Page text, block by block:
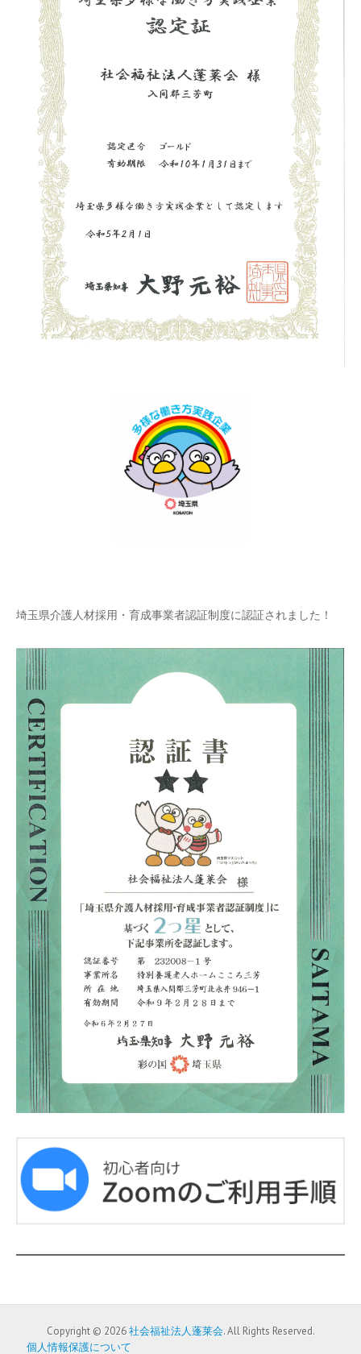
埼玉県介護人材採用・育成事業者認証制度に認証されました！
Copyright © 2026社会福祉法人蓬莱会. All Rights Reserved.
個人情報保護について